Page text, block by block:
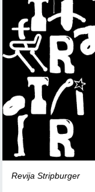
Revija Stripburger